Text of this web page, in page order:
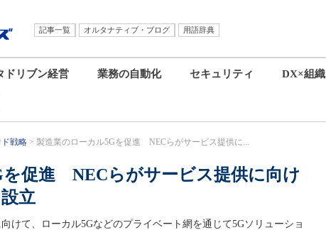
記事一覧 オルタナティブ・ブログ
用語辞典
ドリブン経営 業務の自動化 セキュリティ DX×組織
戦略 製造業のローカル5Gを促進 NECらがサービス提供に...
を促進 NECらがサービス提供に向け
立
けて、ローカル5Gなどのプライベート網を通じて5Gソリューショ